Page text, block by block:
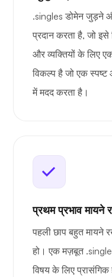
.singles डोमेन जुड़ने
प्रदान करता है, जो इसे
और व्यक्तियों के लिए
विकल्प है जो एक
में मदद करता है।
प्रथम प्रभाव मायने
पहली छाप बहुत मायने
हो। एक मज़बूत
विषय के लिए